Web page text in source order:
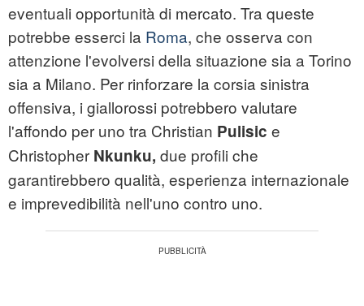
eventuali opportunità di mercato. Tra queste
potrebbe esserci la Roma, che osserva con
attenzione l'evolversi della situazione sia a Torino
sia a Milano. Per rinforzare la corsia sinistra
offensiva, i giallorossi potrebbero valutare
l'affondo per uno tra Christian Pulisic e
Christopher Nkunku, due profili che
garantirebbero qualità, esperienza internazionale
e imprevedibilità nell'uno contro uno.